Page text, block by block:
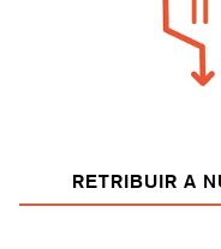
RETRIBUIR A